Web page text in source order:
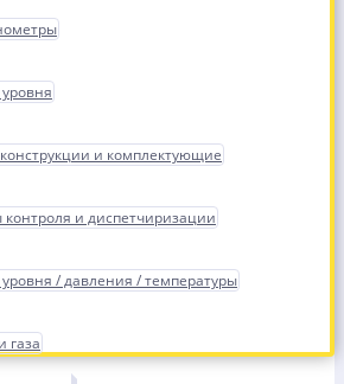
и комплектующие
и диспетчиризации
/ давления / температуры
газа